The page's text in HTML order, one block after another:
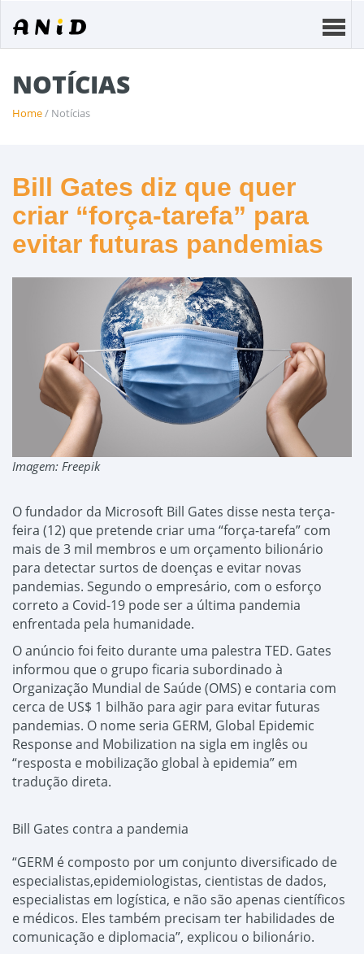
NOTÍCIAS
Home/ Notícias
Bill Gates diz que quer
criar “força-tarefa” para
evitar futuras pandemias
Imagem: Freepik
O fundador da Microsoft Bill Gates disse nesta terça-
feira (12) que pretende criar uma “força-tarefa” com
mais de 3 mil membros e um orçamento bilionário
para detectar surtos de doenças e evitar novas
pandemias. Segundo o empresário, com o esforço
correto a Covid-19 pode ser a última pandemia
enfrentada pela humanidade.
O anúncio foi feito durante uma palestra TED. Gates
informou que o grupo ficaria subordinado à
Organização Mundial de Saúde (OMS) e contaria com
cerca de US$ 1 bilhão para agir para evitar futuras
pandemias. O nome seria GERM, Global Epidemic
Response and Mobilization na sigla em inglês ou
“resposta e mobilização global à epidemia” em
tradução direta.
Bill Gates contra a pandemia
“GERM é composto por um conjunto diversificado de
especialistas,epidemiologistas, cientistas de dados,
especialistas em logística, e não são apenas científicos
e médicos. Eles também precisam ter habilidades de
comunicação e diplomacia”, explicou o bilionário.